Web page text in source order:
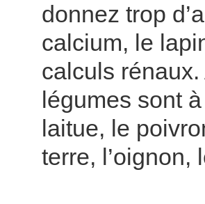
donnez trop
calcium, le
calculs
légumes sont
laitue, le
terre, l’oignon,